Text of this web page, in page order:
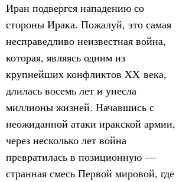
Иран подвергся нападению со
стороны Ирака. Пожалуй, это самая
несправедливо неизвестная война,
которая, являясь одним из
крупнейших конфликтов XX века,
длилась восемь лет и унесла
миллионы жизней. Начавшись с
неожиданной атаки иракской армии,
через несколько лет война
превратилась в позиционную —
странная смесь Первой мировой, где